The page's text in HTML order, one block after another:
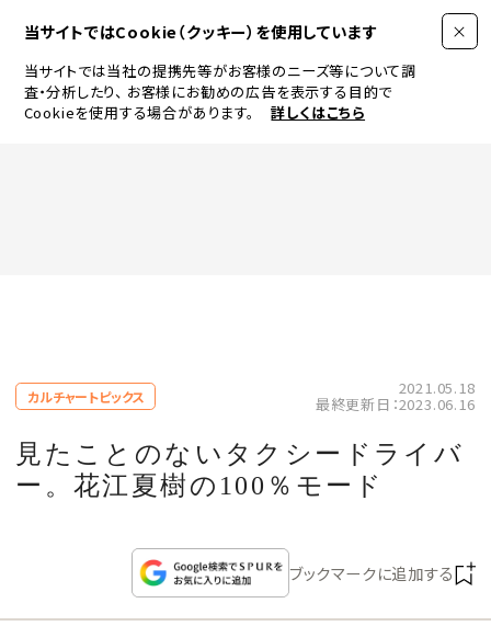
当サイトではCookie（クッキー）を使用しています
当サイトでは当社の提携先等がお客様のニーズ等について調
査・分析したり、 お客様にお勧めの広告を表示する目的で
Cookieを使用する場合があります。
詳しくはこちら
LIFESTYLE
CULTURE
CELEBRITY
カルチャートピックス 2021.05.18
最終更新日：2023.06.16
見たことのないタクシードライバ
ー。花江夏樹の100％モード
ブックマークに追加する